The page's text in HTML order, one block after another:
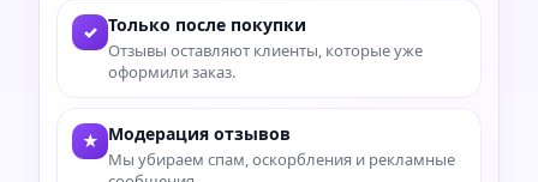
✓ Только после покупки
Отзывы оставляют клиенты, которые уже
оформили заказ.
★ Модерация отзывов
Мы убираем спам, оскорбления и рекламные